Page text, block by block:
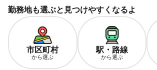
勤務地も選ぶと見つけやすくなるよ
市区町村
から選ぶ
駅・路線
から選ぶ